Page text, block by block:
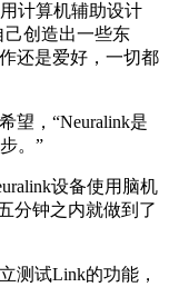
计算机辅助设计
创造出一些东
还是爱好，一切都
，“Neuralink是
。”
设备使用脑机
分钟之内就做到了
试Link的功能，